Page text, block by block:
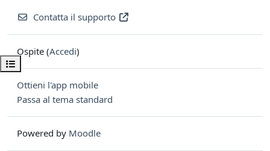
Apri indice del corso
Contatta il supporto
Ospite (Accedi)
Ottieni l'app mobile
Passa al tema standard
Powered by Moodle